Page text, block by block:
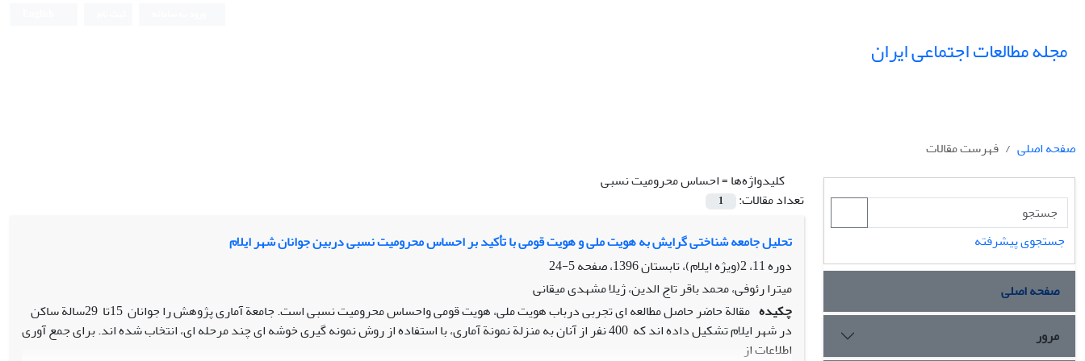
مجله مطالعات اجتماعی ایران
صفحه اصلی
فهرست مقالات
کلیدواژه‌ها =احساس محرومیت نسبی
تعداد مقالات:
1
تحلیل جامعه شناختی گرایش به هویت ملی و هویت قومی با تأکید بر احساس محرومیت نسبی دربین جوانان شهر ایلام
دوره 11، 2(ویژه ایلام)، تابستان 1396، صفحه
5-24
میترا رئوفی، محمد باقر تاج الدین، ژیلا مشهدی میقانی
چکیده مقالة حاضر حاصل مطالعه ای تجربی درباب هویت ملی، هویت قومی واحساس محرومیت نسبی است. جامعة آماری پژوهش را جوانان 15تا 29سالة ساکن
در شهر ایلام تشکیل داده اند که 400 نفر از آنان به منزلة نمونة آماری، با استفاده از روش نمونه گیری خوشه ای چند مرحله ای، انتخاب شده اند. برای جمع آوری
اطلاعات از
جستجوی پیشرفته
صفحه اصلی
مرور